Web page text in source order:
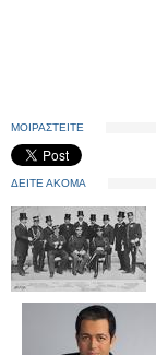
ΜΟΙΡΑΣΤΕΙΤΕ
ΔΕΙΤΕ ΑΚΟΜΑ